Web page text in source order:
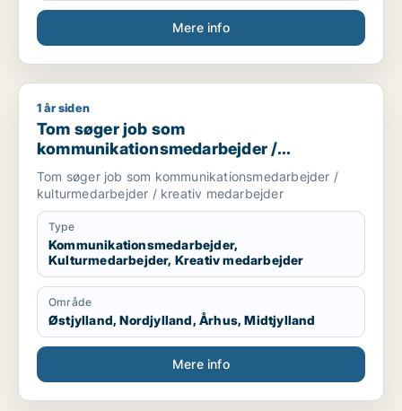
Mere info
Tom søger job som kommunikationsmedarbejder /
1 år siden
Tom søger job som
kommunikationsmedarbejder /
kulturmedarbejder / kreativ medarbejder
Tom søger job som kommunikationsmedarbejder /
kulturmedarbejder / kreativ medarbejder
Type
Kommunikationsmedarbejder,
Kulturmedarbejder, Kreativ medarbejder
Område
Østjylland, Nordjylland, Århus, Midtjylland
Mere info